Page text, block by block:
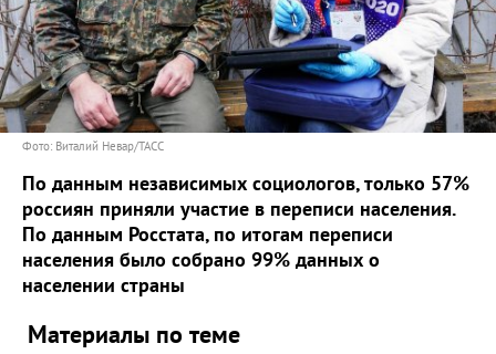
Фото: Виталий Невар/ТАСС
По данным независимых социологов, только 57%
россиян приняли участие в переписи населения.
По данным Росстата, по итогам переписи
населения было собрано 99% данных о
населении страны
Материалы по теме